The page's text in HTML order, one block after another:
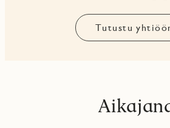
Tutustu